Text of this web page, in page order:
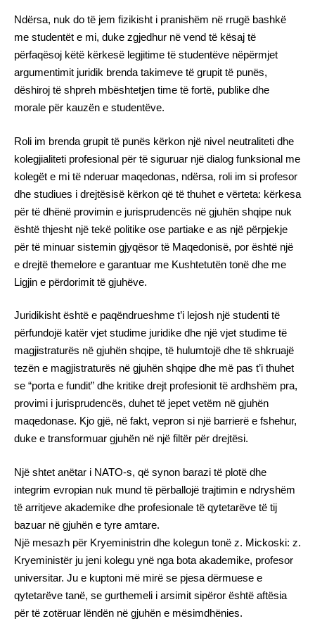
Ndërsa, nuk do të jem fizikisht i pranishëm në rrugë bashkë
me studentët e mi, duke zgjedhur në vend të kësaj të
përfaqësoj këtë kërkesë legjitime të studentëve nëpërmjet
argumentimit juridik brenda takimeve të grupit të punës,
dëshiroj të shpreh mbështetjen time të fortë, publike dhe
morale për kauzën e studentëve.
Roli im brenda grupit të punës kërkon një nivel neutraliteti dhe
kolegjialiteti profesional për të siguruar një dialog funksional me
kolegët e mi të nderuar maqedonas, ndërsa, roli im si profesor
dhe studiues i drejtësisë kërkon që të thuhet e vërteta: kërkesa
për të dhënë provimin e jurisprudencës në gjuhën shqipe nuk
është thjesht një tekë politike ose partiake e as një përpjekje
për të minuar sistemin gjyqësor të Maqedonisë, por është një
e drejtë themelore e garantuar me Kushtetutën tonë dhe me
Ligjin e përdorimit të gjuhëve.
Juridikisht është e paqëndrueshme t’i lejosh një studenti të
përfundojë katër vjet studime juridike dhe një vjet studime të
magjistraturës në gjuhën shqipe, të hulumtojë dhe të shkruajë
tezën e magjistraturës në gjuhën shqipe dhe më pas t’i thuhet
se “porta e fundit” dhe kritike drejt profesionit të ardhshëm pra,
provimi i jurisprudencës, duhet të jepet vetëm në gjuhën
maqedonase. Kjo gjë, në fakt, vepron si një barrierë e fshehur,
duke e transformuar gjuhën në një filtër për drejtësi.
Një shtet anëtar i NATO-s, që synon barazi të plotë dhe
integrim evropian nuk mund të përballojë trajtimin e ndryshëm
të arritjeve akademike dhe profesionale të qytetarëve të tij
bazuar në gjuhën e tyre amtare.
Një mesazh për Kryeministrin dhe kolegun tonë z. Mickoski: z.
Kryeministër ju jeni kolegu ynë nga bota akademike, profesor
universitar. Ju e kuptoni më mirë se pjesa dërmuese e
qytetarëve tanë, se gurthemeli i arsimit sipëror është aftësia
për të zotëruar lëndën në gjuhën e mësimdhënies.